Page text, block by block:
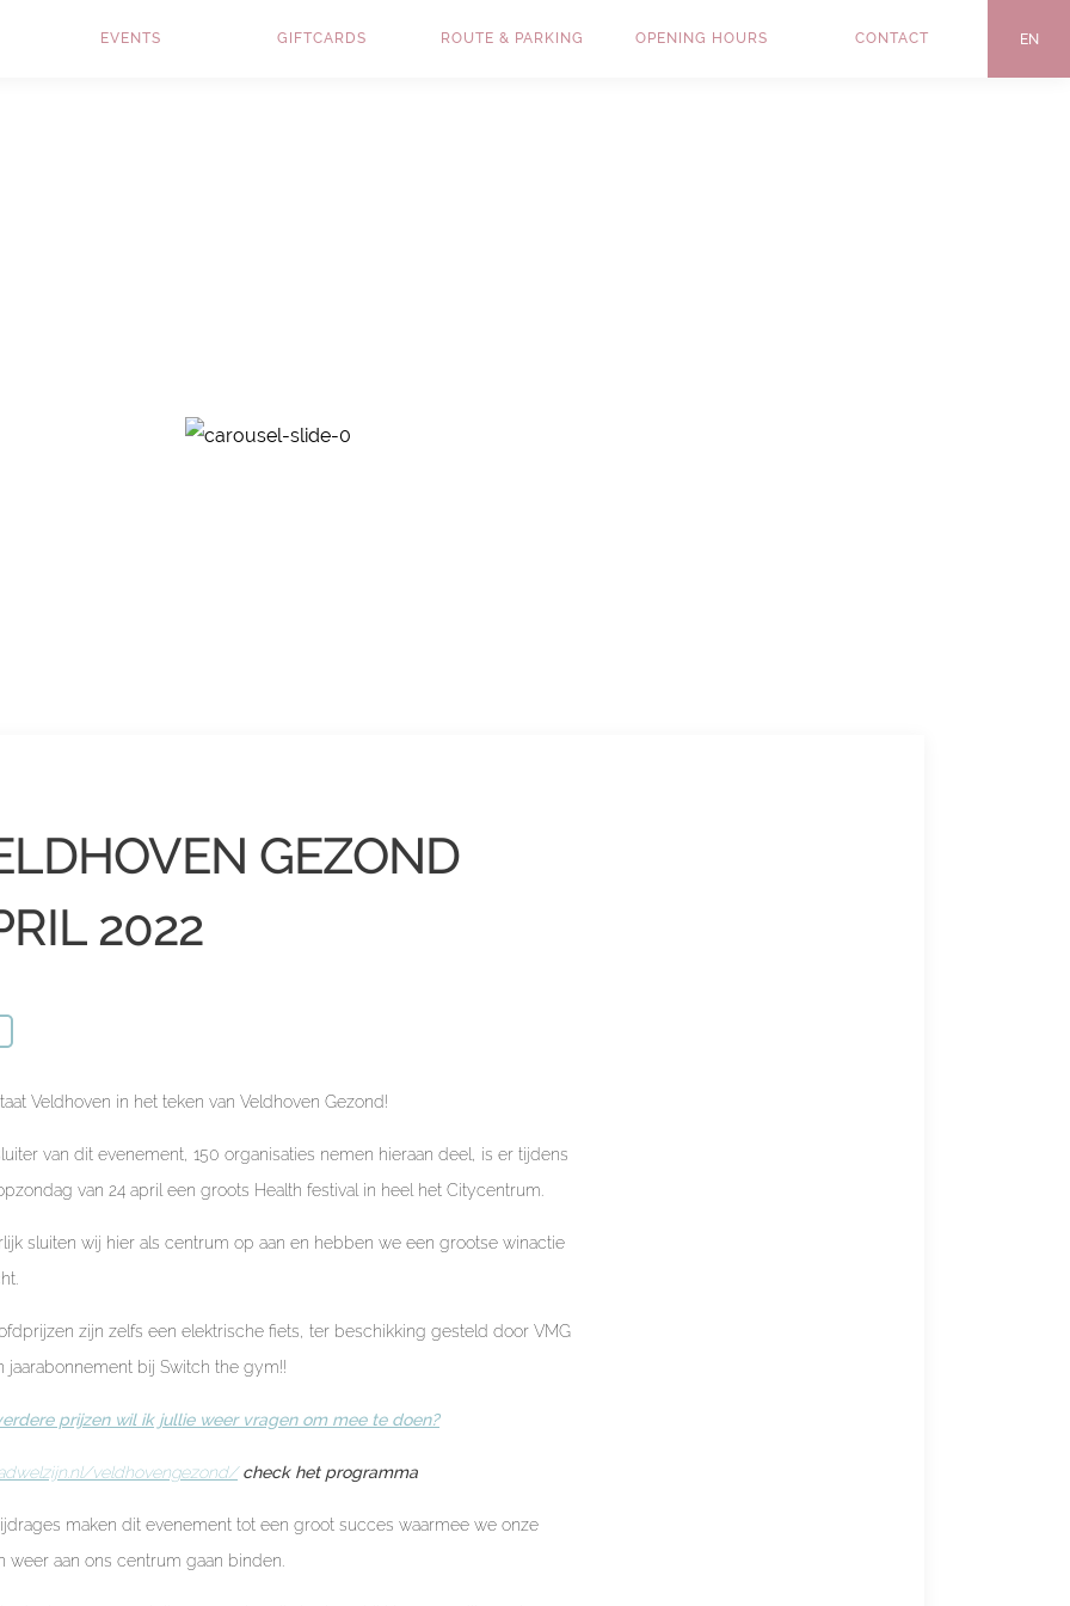
EVENTS GIFTCARDS ROUTE & PARKING OPENING HOURS CONTACT EN
GEZOND
2022
Veldhoven in het teken van Veldhoven Gezond!
van dit evenement, 150 organisaties nemen hieraan deel, is er tijdens
van 24 april een groots Health festival in heel het Citycentrum.
sluiten wij hier als centrum op aan en hebben we een grootse winactie
zijn zelfs een elektrische fiets, ter beschikking gesteld door VMG
jaarabonnement bij Switch the gym!!
prijzen wil ik jullie weer vragen om mee te doen?
veldhovengezond/check het programma
maken dit evenement tot een groot succes waarmee we onze
weer aan ons centrum gaan binden.